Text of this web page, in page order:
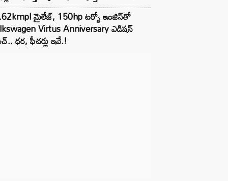
మైలేజ్, 150hp టర్బో ఇంజిన్‌తో
Virtus Anniversary ఎడిషన్
ధర, ఫీచర్లు ఇవే.!